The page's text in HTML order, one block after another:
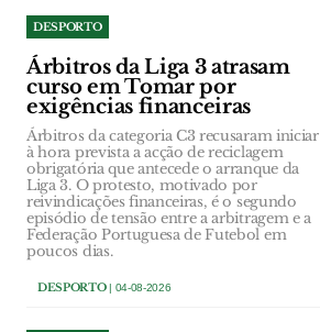
DESPORTO
Árbitros da Liga 3 atrasam
curso em Tomar por
exigências financeiras
Árbitros da categoria C3 recusaram iniciar
à hora prevista a acção de reciclagem
obrigatória que antecede o arranque da
Liga 3. O protesto, motivado por
reivindicações financeiras, é o segundo
episódio de tensão entre a arbitragem e a
Federação Portuguesa de Futebol em
poucos dias.
DESPORTO| 04-08-2026